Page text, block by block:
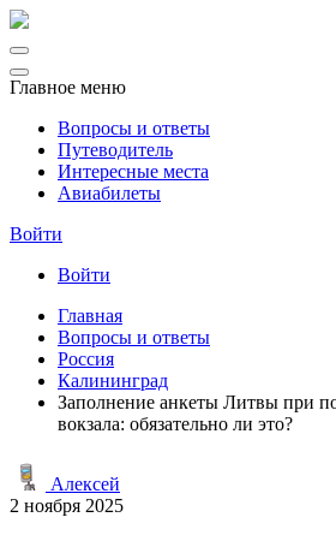
Главное меню
Вопросы и ответы
Путеводитель
Интересные места
Авиабилеты
Войти
Войти
Главная
Вопросы и ответы
Россия
Калининград
Заполнение анкеты Литвы при
вокзала: обязательно ли это?
Алексей
2 ноября 2025